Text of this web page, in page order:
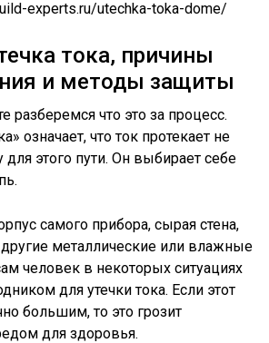
experts.ru/utechka-toka-dome/
тока, причины
и методы защиты
разберемся что это за процесс.
означает, что ток протекает не
этого пути. Он выбирает себе
самого прибора, сырая стена,
другие металлические или влажные
человек в некоторых ситуациях
для утечки тока. Если этот
большим, то это грозит
для здоровья.